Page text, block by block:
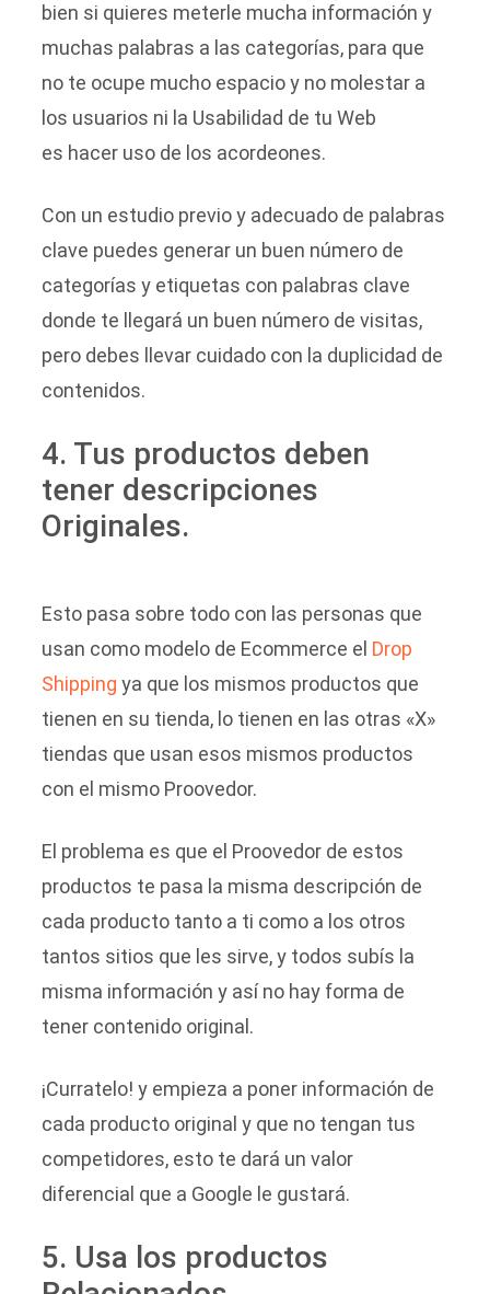
bien si quieres meterle mucha información y
muchas palabras a las categorías, para que
no te ocupe mucho espacio y no molestar a
los usuarios ni la Usabilidad de tu Web
es hacer uso de los acordeones.
Con un estudio previo y adecuado de palabras
clave puedes generar un buen número de
categorías y etiquetas con palabras clave
donde te llegará un buen número de visitas,
pero debes llevar cuidado con la duplicidad de
contenidos.
4. Tus productos deben
tener descripciones
Originales.
Esto pasa sobre todo con las personas que
usan como modelo de Ecommerce el Drop
Shipping ya que los mismos productos que
tienen en su tienda, lo tienen en las otras «X»
tiendas que usan esos mismos productos
con el mismo Proovedor.
El problema es que el Proovedor de estos
productos te pasa la misma descripción de
cada producto tanto a ti como a los otros
tantos sitios que les sirve, y todos subís la
misma información y así no hay forma de
tener contenido original.
¡Curratelo! y empieza a poner información de
cada producto original y que no tengan tus
competidores, esto te dará un valor
diferencial que a Google le gustará.
5. Usa los productos